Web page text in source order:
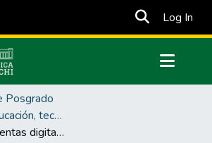
Log In
Posgrado
Maestría en Educación, tecnología e innovación.
Uso de herramientas digitales para el desarrollo de los ejes del currículo nacional de Educación Inicial II, con base en el principio de autonomía del método Montessori